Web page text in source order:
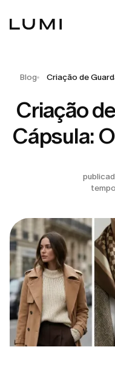
Blog Criação de
Criação
Cápsula: